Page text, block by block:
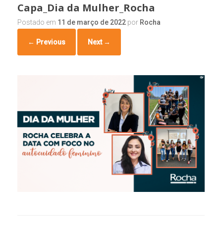
Capa_Dia da Mulher_Rocha
Postado em 11 de março de 2022 por Rocha
← Previous Next →